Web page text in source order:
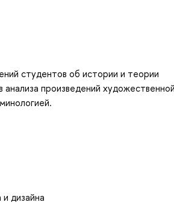
студентов об истории и теории
анализа произведений художественной
дизайна